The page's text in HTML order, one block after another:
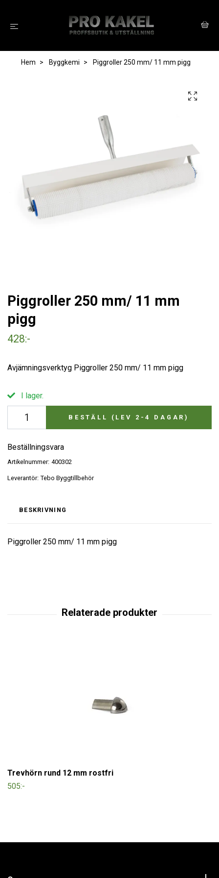
Hem Byggkemi Piggroller 250 mm/ 11 mm pigg
Piggroller 250 mm/ 11 mm
pigg
428:-
Avjämningsverktyg Piggroller 250 mm/ 11 mm pigg
I lager.
BESTÄLL (LEV 2-4 DAGAR)
Beställningsvara
Artikelnummer: 400302
Leverantör: Tebo Byggtillbehör
BESKRIVNING
Piggroller 250 mm/ 11 mm pigg
Trevhörn rund 12 mm rostfri
505:-